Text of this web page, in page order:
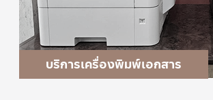
บริการเครื่องพิมพ์เอกสาร